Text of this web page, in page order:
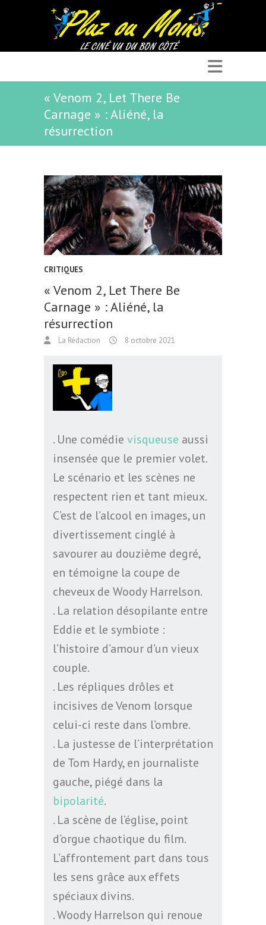
« Venom 2, Let There Be
Carnage » : Aliéné, la
résurrection
CRITIQUES
« Venom 2, Let There Be
Carnage » : Aliéné, la
résurrection
La Rédaction 8 octobre 2021
. Une comédie visqueuse aussi
insensée que le premier volet.
Le scénario et les scènes ne
respectent rien et tant mieux.
C’est de l’alcool en images, un
divertissement cinglé à
savourer au douzième degré,
en témoigne la coupe de
cheveux de Woody Harrelson.
. La relation désopilante entre
Eddie et le symbiote :
l’histoire d’amour d’un vieux
couple.
. Les répliques drôles et
incisives de Venom lorsque
celui-ci reste dans l’ombre.
. La justesse de l’interprétation
de Tom Hardy, en journaliste
gauche, piégé dans la
bipolarité.
. La scène de l’église, point
d’orgue chaotique du film.
L’affrontement part dans tous
les sens grâce aux effets
spéciaux divins.
. Woody Harrelson qui renoue